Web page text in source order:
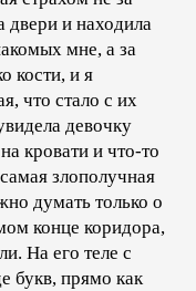
двери и находила
мне, а за
кости, и я
что стало с их
девочку
кровати и что-то
злополучная
думать только о
конце коридора,
На его теле с
букв, прямо как